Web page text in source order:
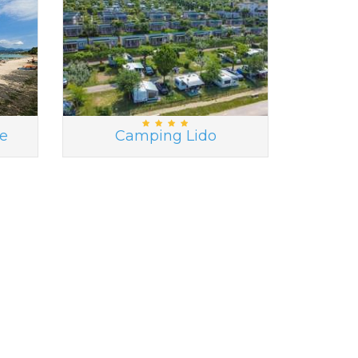
Camping Lido